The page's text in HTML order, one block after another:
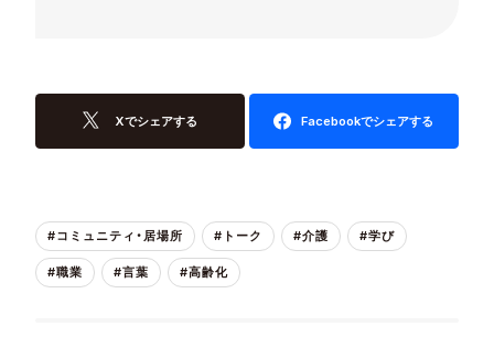
Xでシェアする Facebookでシェアする
#コミュニティ・居場所 #トーク #介護 #学び
#職業 #言葉 #高齢化